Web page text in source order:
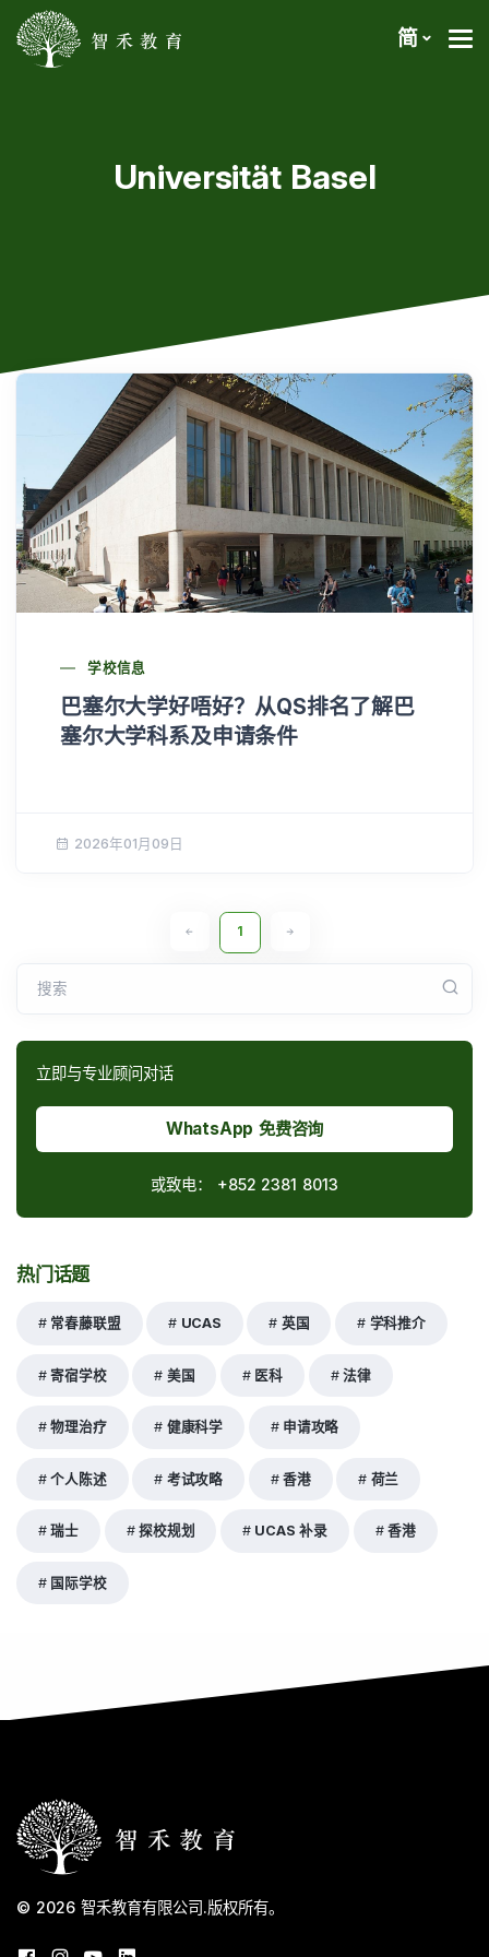
简
Universität Basel
学校信息
巴塞尔大学好唔好？从QS排名了解巴
塞尔大学科系及申请条件
2026年01月09日
1
搜索
立即与专业顾问对话
WhatsApp 免费咨询
或致电： +852 2381 8013
热门话题
常春藤联盟 UCAS 英国 学科推介
寄宿学校 美国 医科 法律
物理治疗 健康科学 申请攻略
个人陈述 考试攻略 香港 荷兰
瑞士 探校规划 UCAS 补录 香港
国际学校
© 2026 智禾教育有限公司 .版权所有。